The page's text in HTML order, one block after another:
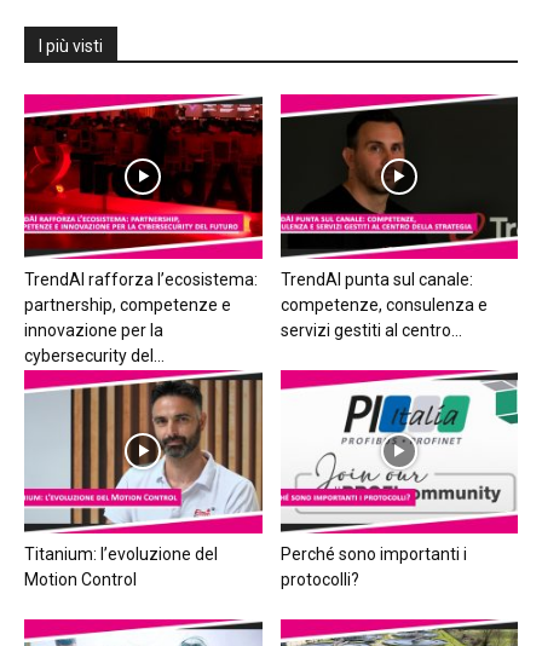
I più visti
TrendAI rafforza l’ecosistema:
partnership, competenze e
innovazione per la
cybersecurity del...
TrendAI punta sul canale:
competenze, consulenza e
servizi gestiti al centro...
Titanium: l’evoluzione del
Motion Control
Perché sono importanti i
protocolli?